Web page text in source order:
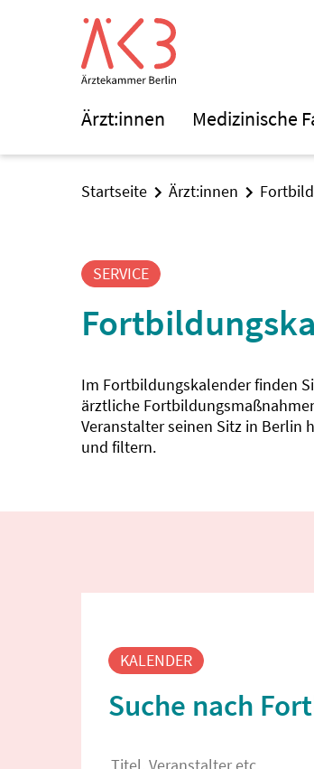
Ärzt:innen Medizinische
Startseite Ärzt:innen
SERVICE
Im Fortbildungskalender finden
ärztliche
Veranstalter seinen Sitz in Berlin
und filtern.
KALENDER
Suche nach